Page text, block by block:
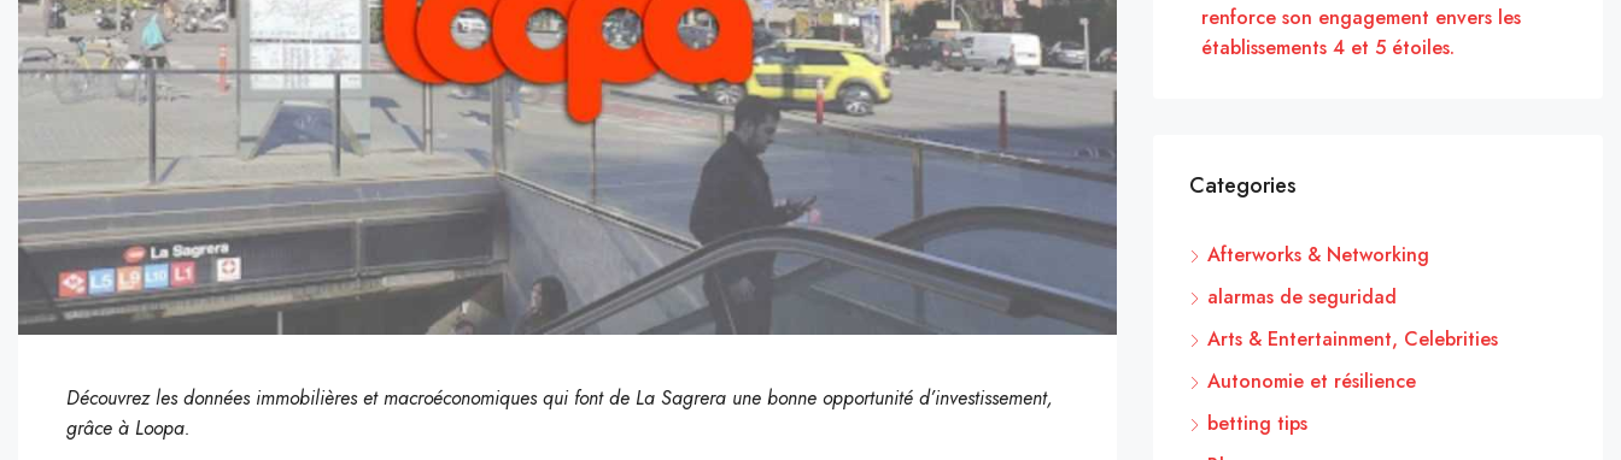
Découvrez les données immobilières et macroéconomiques qui font de La Sagrera une bonne opportunité d’investissement,
grâce à Loopa.
renforce son engagement envers les
établissements 4 et 5 étoiles.
Categories
Afterworks & Networking
alarmas de seguridad
Arts & Entertainment, Celebrities
Autonomie et résilience
betting tips